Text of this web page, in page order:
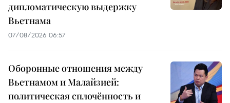
дипломатическую выдержку
Вьетнама
07/08/2026 06:57
Оборонные отношения между
Вьетнамом и Малайзией:
политическая сплочённость и